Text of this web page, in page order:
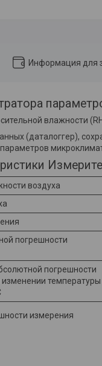
Информация для
влажности
(даталоггер),
воздуха
погрешности
погрешности
температуры
измерения